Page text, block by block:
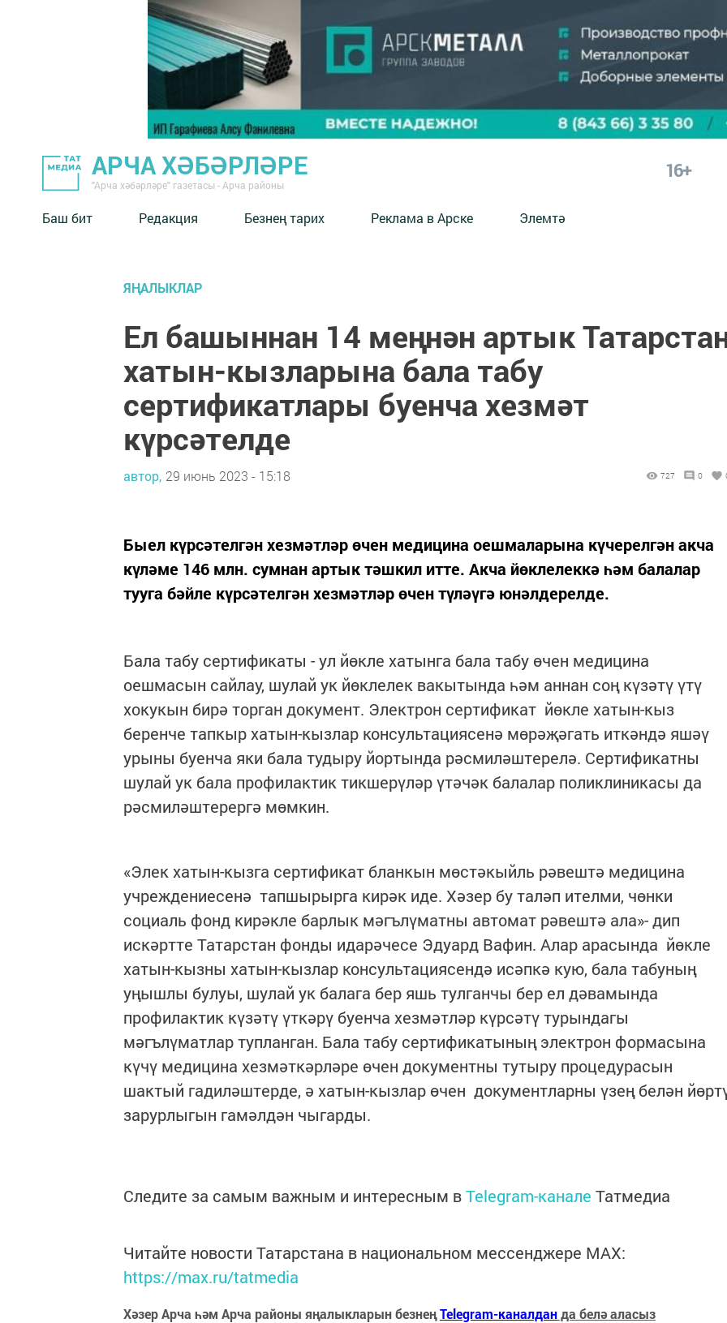
АРЧА ХӘБӘРЛӘРЕ
"Арча хәбәрләре" газетасы - Арча районы
16+
Баш бит Редакция Безнең тарих Реклама в Арске Элемтә
ЯҢАЛЫКЛАР
Ел башыннан 14 меңнән артык
хатын-кызларына бала табу
сертификатлары буенча хезмәт
күрсәтелде
автор, 29 июнь 2023 - 15:18 727 0
Быел күрсәтелгән хезмәтләр өчен медицина оешмаларына күчерелгән акча
күләме 146 млн. сумнан артык тәшкил итте. Акча йөклелеккә һәм балалар
тууга бәйле күрсәтелгән хезмәтләр өчен түләүгә юнәлдерелде.
Бала табу сертификаты - ул йөкле хатынга бала табу өчен медицина
оешмасын сайлау, шулай ук йөклелек вакытында һәм аннан соң күзәтү үтү
хокукын бирә торган документ. Электрон сертификат йөкле хатын-кыз
беренче тапкыр хатын-кызлар консультациясенә мөрәҗәгать иткәндә яшәү
урыны буенча яки бала тудыру йортында рәсмиләштерелә. Сертификатны
шулай ук бала профилактик тикшерүләр үтәчәк балалар поликлиникасы да
рәсмиләштерергә мөмкин.
«Элек хатын-кызга сертификат бланкын мөстәкыйль рәвештә медицина
учреждениесенә тапшырырга кирәк иде. Хәзер бу таләп ителми, чөнки
социаль фонд кирәкле барлык мәгълүматны автомат рәвештә ала»- дип
искәртте Татарстан фонды идарәчесе Эдуард Вафин. Алар арасында йөкле
хатын-кызны хатын-кызлар консультациясендә исәпкә кую, бала табуның
уңышлы булуы, шулай ук балага бер яшь тулганчы бер ел дәвамында
профилактик күзәтү үткәрү буенча хезмәтләр күрсәтү турындагы
мәгълүматлар тупланган. Бала табу сертификатының электрон формасына
күчү медицина хезмәткәрләре өчен документны тутыру процедурасын
шактый гадиләштерде, ә хатын-кызлар өчен документларны үзең белән
зарурлыгын гамәлдән чыгарды.
Следите за самым важным и интересным вTelegram-канале Татмедиа
Читайте новости Татарстана в национальном мессенджере MАХ:
https://max.ru/tatmedia
Хәзер Арча һәм Арча районы яңалыкларын безнеңTelegram-каналданда белә аласыз